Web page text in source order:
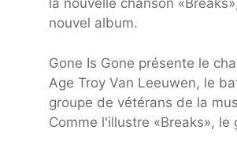
la nouvelle chanson
nouvel album.
Gone Is Gone présente le
Age Troy Van Leeuwen, le
groupe de vétérans de la
Comme l'illustre «Breaks»,